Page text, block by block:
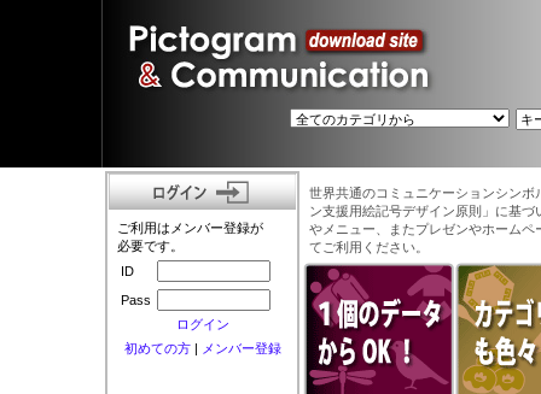
ご利用はメンバー登録が
必要です。
ID
Pass
ログイン
初めての方| メンバー登録
世界共通のコミュニケーションシン
ン支援用絵記号デザイン原則」に基
やメニュー、またプレゼンやホーム
てご利用ください。